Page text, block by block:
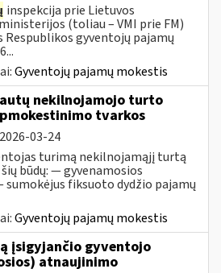
inspekcija prie Lietuvos
(toliau – VMI prie FM)
Respublikos gyventojų pajamų
Gyventojų pajamų mokestis
nekilnojamojo turto
tvarkos
2026-03-24
turimą nekilnojamąjį turtą
būdų: — gyvenamosios
fiksuoto dydžio pajamų
Gyventojų pajamų mokestis
įsigyjančio gyventojo
atnaujinimo